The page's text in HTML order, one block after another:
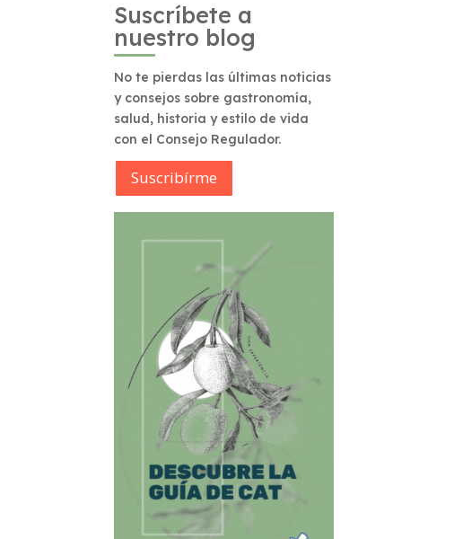
Suscríbete a
nuestro blog
No te pierdas las últimas noticias
y consejos sobre gastronomía,
salud, historia y estilo de vida
con el Consejo Regulador.
Suscribírme